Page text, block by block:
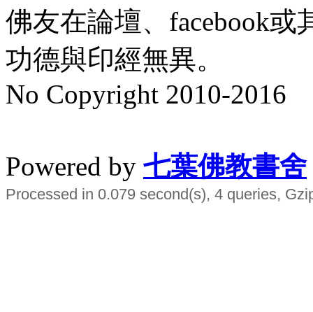
佛友在論壇、facebook
功德與印經無異。
No Copyright 2010-2016
Powered by 七葉佛教書舍
Processed in 0.079 second(s), 4 queries,